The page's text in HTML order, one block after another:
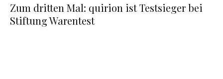
Zum dritten Mal: quirion ist Testsieger bei
Stiftung Warentest